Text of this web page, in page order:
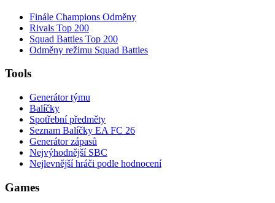
Finále Champions Odměny
Rivals Top 200
Squad Battles Top 200
Odměny režimu Squad Battles
Tools
Generátor týmu
Balíčky
Spotřební předměty
Seznam Balíčky EA FC 26
Generátor zápasů
Nejvýhodnější SBC
Nejlevnější hráči podle hodnocení
Games